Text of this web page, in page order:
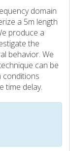
domain
a 5m length
produce a
the
behavior. We
can be
conditions
time delay.